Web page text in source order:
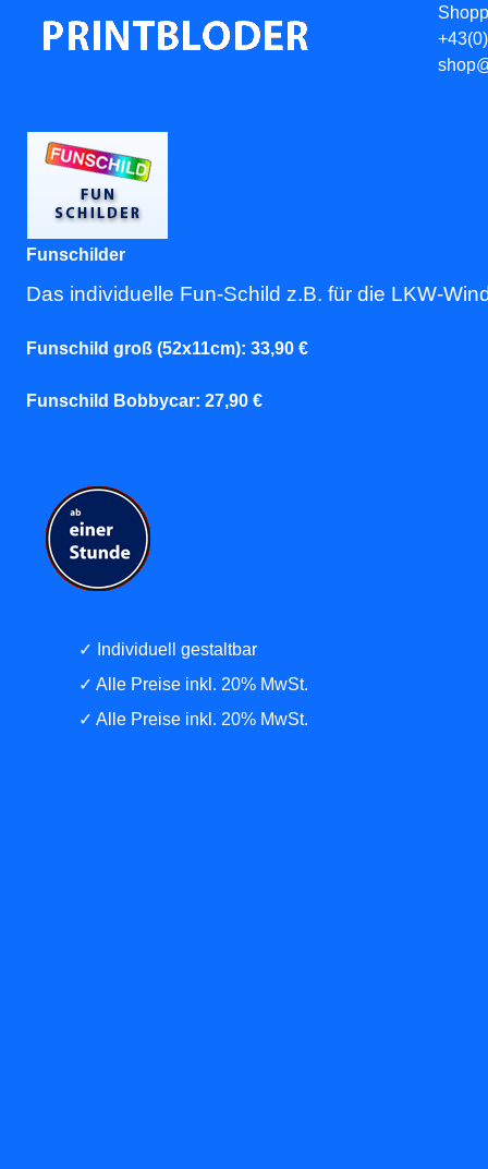
Funschilder
Das individuelle Fun-Schild z.B. für die LKW-
Funschild groß (52x11cm): 33,90 €
Funschild Bobbycar: 27,90 €
✓ Individuell gestaltbar
✓ Alle Preise inkl. 20% MwSt.
✓ Alle Preise inkl. 20% MwSt.